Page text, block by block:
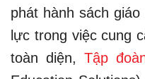
phát hành sách
lực trong việc cung
toàn diện, Tập